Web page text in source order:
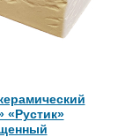
«Рустик»